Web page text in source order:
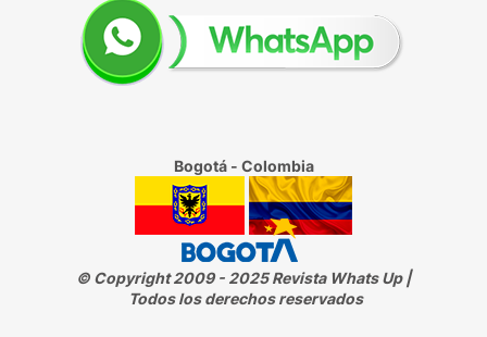
Bogotá - Colombia
© Copyright 2009 - 2025 Revista Whats Up |
Todos los derechos reservados